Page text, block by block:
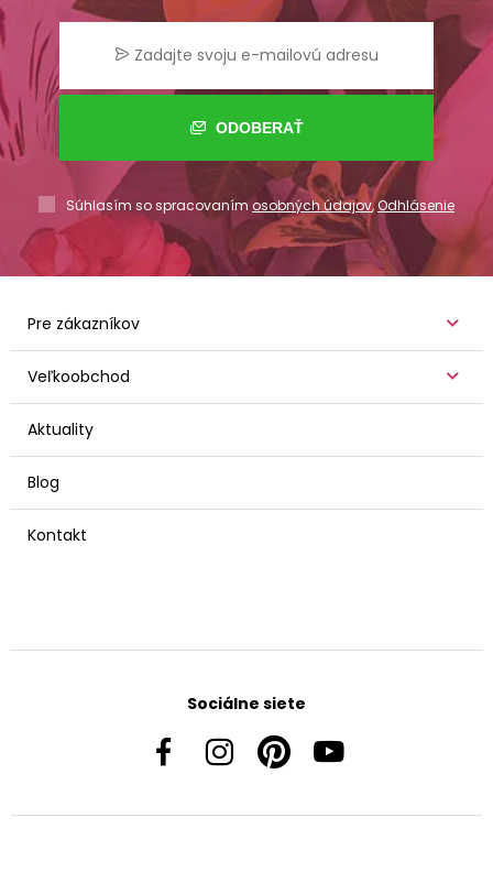
ODOBERAŤ
Súhlasím so spracovaním osobných údajov,Odhlásenie
Pre zákazníkov
Veľkoobchod
Aktuality
Blog
Kontakt
Sociálne siete